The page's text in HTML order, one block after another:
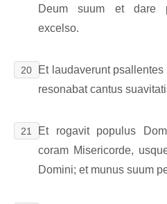
Deum suum et dare
excelso.
20
Et laudaverunt
resonabat cantus
21
Et rogavit populus
coram Misericorde,
Domini; et munus suum